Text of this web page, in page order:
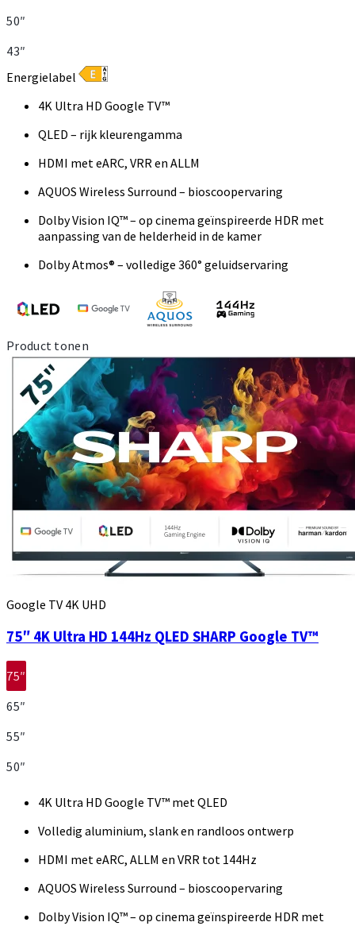
50″
43″
Energielabel
4K Ultra HD Google TV™
QLED – rijk kleurengamma
HDMI met eARC, VRR en ALLM
AQUOS Wireless Surround – bioscoopervaring
Dolby Vision IQ™ – op cinema geïnspireerde HDR met
aanpassing van de helderheid in de kamer
Dolby Atmos® – volledige 360° geluidservaring
Product tonen
Google TV 4K UHD
75″ 4K Ultra HD 144Hz QLED SHARP Google TV™
75″
65″
55″
50″
4K Ultra HD Google TV™ met QLED
Volledig aluminium, slank en randloos ontwerp
HDMI met eARC, ALLM en VRR tot 144Hz
AQUOS Wireless Surround – bioscoopervaring
Dolby Vision IQ™ – op cinema geïnspireerde HDR met